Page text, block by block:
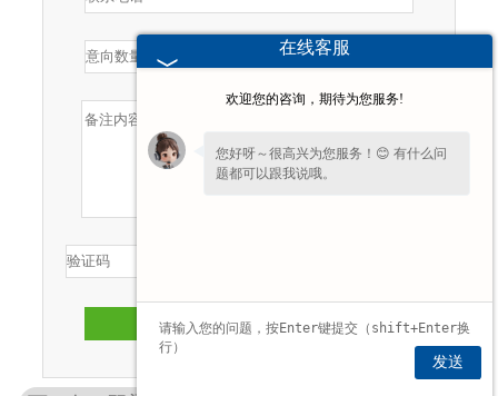
提交
在线客服
欢迎您的咨询，期待为您服务!
您好呀～很高兴为您服务！😊 有什么问
题都可以跟我说哦。
发送